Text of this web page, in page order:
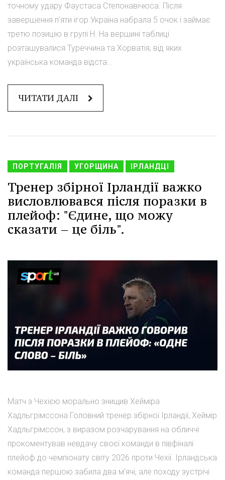
точному удару Фаустаса Степонавічюса. Після
завершення п'яти ігор Україна набрала 5 очок і займає
третю позицію в групі H. На вершині таблиці
розташувалися Туреччина та Хорватія, від яких
українська команда відста...
ЧИТАТИ ДАЛІ
ПОРТУГАЛІЯ УГОРЩИНА ІРЛАНДЦІ
Тренер збірної Ірландії важко
висловлювався після поразки в
плейоф: "Єдине, що можу
сказати – це біль".
Матч з Чехією морально знищив Хейміра
Хадльгрімссона Головний тренер збірної Ірландії, Хеймір
Хадльгрімссон, з виразом розчарування на обличчі
прокоментував невдачу своєї команди в півфіналі
плейоф до чемпіонату світу 2026 проти Чехії. Ірландська
команда першою забила два м'ячі, але походу зустрічі